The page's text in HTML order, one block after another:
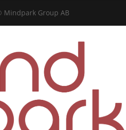
Mindpark Group AB